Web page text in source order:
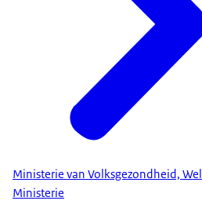
Ministerie van Volksgezondheid,
Ministerie